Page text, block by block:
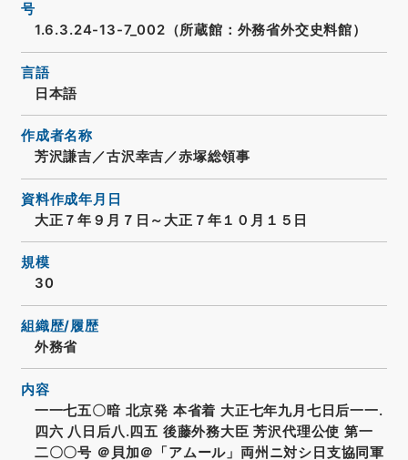
号
1.6.3.24-13-7_002（所蔵館：外務省外交史料館）
言語
日本語
作成者名称
芳沢謙吉／古沢幸吉／赤塚総領事
資料作成年月日
大正７年９月７日～大正７年１０月１５日
規模
30
組織歴/履歴
外務省
内容
一一七五〇暗 北京発 本省着 大正七年九月七日后一一.
四六 八日后八.四五 後藤外務大臣 芳沢代理公使 第一
二〇〇号 ＠貝加＠「アムール」両州ニ対シ日支協同軍